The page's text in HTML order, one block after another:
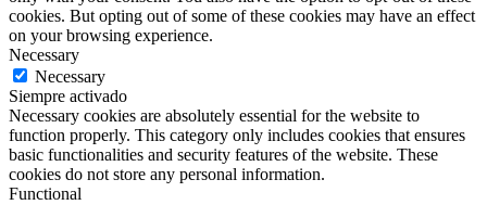
cookies. But opting out of some of these cookies may have an effect
on your browsing experience.
Necessary
Necessary
Siempre activado
Necessary cookies are absolutely essential for the website to
function properly. This category only includes cookies that ensures
basic functionalities and security features of the website. These
cookies do not store any personal information.
Functional